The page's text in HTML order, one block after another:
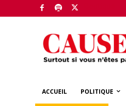
ACCUEIL POLITIQUE